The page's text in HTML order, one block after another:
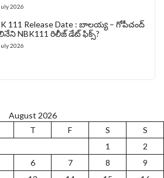
2026
111 Release Date : బాలయ్య – గోపీచంద్
NBK111 రిలీజ్ డేట్ ఫిక్స్?
2026
August 2026
T F S
S
1
2
6 7 8
9